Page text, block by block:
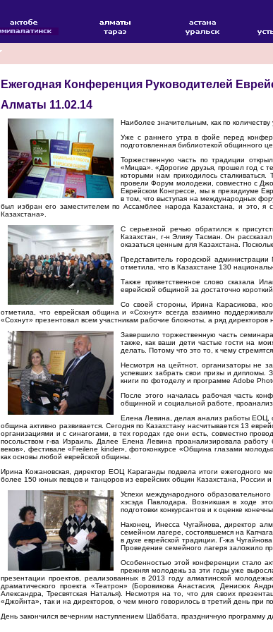
Ежегодная Конференция Руководителей
Алматы 11.02.14
Наиболее значительным, как по
Уже с раннего утра в фойе перед
подготовленная библиотекой общинного
Торжественную часть по традиции
«Мицва». «Дорогие друзья, прошел год с
которыми нам приходилось
провели Форум молодежи, совместно с
Еврейском Конгрессе, мы в президиуме
в том, что выступая на международных
был избран его заместителем по Ассамблее народа Казахстана, и это,
Казахстана».
С серьезной речью обратился к
Казахстан, г-н Элияу Тасман. Он
оказаться ценным для Казахстана.
Представитель городской
отметила, что в Казахстане 130
Также приветственное слово сказала
еврейской общиной за достаточно короткий
Со своей стороны, Ирина Карасикова,
отметила, что еврейская община и «Сохнут» всегда взаимно
«Сохнут» презентовал всем участникам рабочие блокноты, а ряд
Завершило торжественную часть
также, как ваши дети частые гости на
делать. Потому что это то, к чему
Несмотря на цейтнот, организаторы не
успевших забрать свои призы и дипломы.
книги по фотоделу и программе Adobe
После этого началась рабочая часть
общинной и социальной работе,
Елена Левина, делая анализ работы ЕОЦ,
община активно развивается. Сегодня по Казахстану насчитывается 13
организациями и с синагогами, в тех городах где они есть, совместно
посольством г-ва Израиль. Далее Елена Левина проанализировала
веков», фестивале «Freilene kinder», фотоконкурсе «Община глазами
как основы любой еврейской общины.
Ирина Кожановская, директор ЕОЦ Караганды подвела итоги ежегодного
более 150 юных певцов и танцоров из еврейских общин Казахстана, России
Успехи международного
хэсэда Павлодара. Возникшая в ходе
подготовки конкурсантов и к оценке
Наконец, Инесса Чугайнова, директор
семейном лагере, состоявшемся на
в духе еврейской традиции. Г-жа
Проведение семейного лагеря заложило
Особенностью этой конференции стало
прежняя молодежь за эти годы уже
презентации проектов, реализованных в 2013 году алматинской
драматического проекта «Театрон» (Боровикова Анастасия, Денисюк
Александра, Тресвятская Наталья). Несмотря на то, что для своих
«Джойнта», так и на директоров, о чем много говорилось в третий день при
День закончился вечерним наступлением Шаббата, праздничную программу